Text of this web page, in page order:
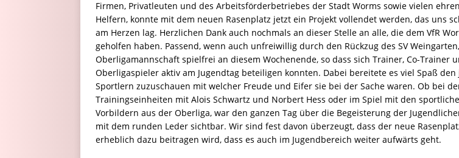
Firmen, Privatleuten und des Arbeitsförderbetriebes der Stadt Worms sowie vielen
Helfern, konnte mit dem neuen Rasenplatz jetzt ein Projekt vollendet werden, das uns
am Herzen lag. Herzlichen Dank auch nochmals an dieser Stelle an alle, die dem VfR
geholfen haben. Passend, wenn auch unfreiwillig durch den Rückzug des SV
Oberligamannschaft spielfrei an diesem Wochenende, so dass sich Trainer, Co-Trainer
Oberligaspieler aktiv am Jugendtag beteiligen konnten. Dabei bereitete es viel Spaß den
Sportlern zuzuschauen mit welcher Freude und Eifer sie bei der Sache waren. Ob bei
Trainingseinheiten mit Alois Schwartz und Norbert Hess oder im Spiel mit den
Vorbildern aus der Oberliga, war den ganzen Tag über die Begeisterung der
mit dem runden Leder sichtbar. Wir sind fest davon überzeugt, dass der neue
erheblich dazu beitragen wird, dass es auch im Jugendbereich weiter aufwärts geht.